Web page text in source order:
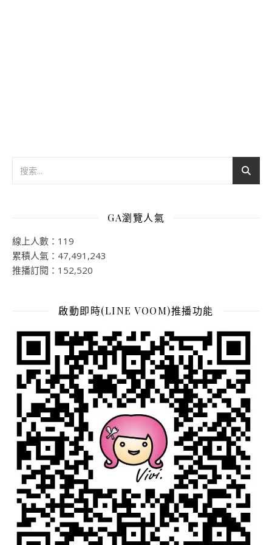
GA瀏覽人氣
線上人數：119
累積人氣：47,491,243
推播訂閱：152,520
啟動即時(LINE VOOM)推播功能